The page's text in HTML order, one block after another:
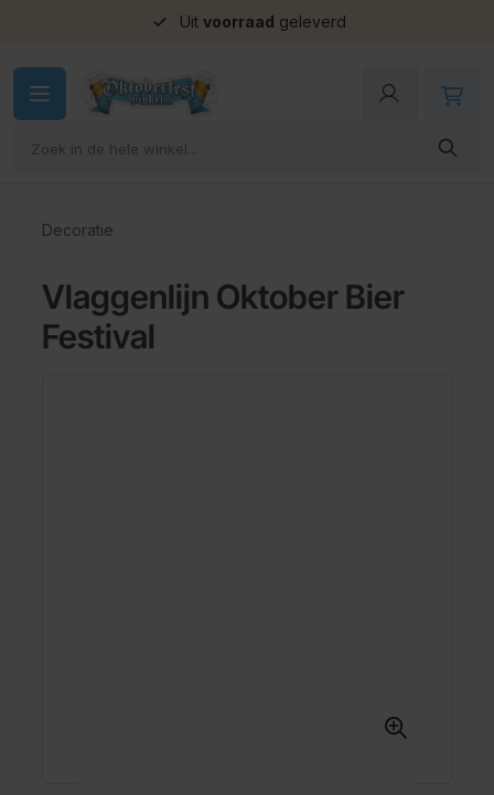
Uit voorraad geleverd
Decoratie
Vlaggenlijn Oktober Bier
Festival